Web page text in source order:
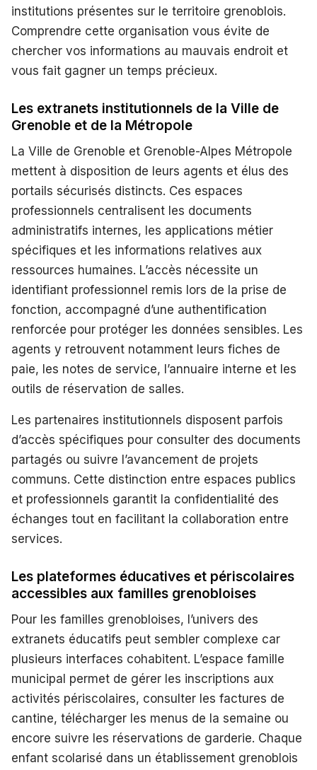
institutions présentes sur le territoire grenoblois.
Comprendre cette organisation vous évite de
chercher vos informations au mauvais endroit et
vous fait gagner un temps précieux.
Les extranets institutionnels de la Ville de
Grenoble et de la Métropole
La Ville de Grenoble et Grenoble-Alpes Métropole
mettent à disposition de leurs agents et élus des
portails sécurisés distincts. Ces espaces
professionnels centralisent les documents
administratifs internes, les applications métier
spécifiques et les informations relatives aux
ressources humaines. L’accès nécessite un
identifiant professionnel remis lors de la prise de
fonction, accompagné d’une authentification
renforcée pour protéger les données sensibles. Les
agents y retrouvent notamment leurs fiches de
paie, les notes de service, l’annuaire interne et les
outils de réservation de salles.
Les partenaires institutionnels disposent parfois
d’accès spécifiques pour consulter des documents
partagés ou suivre l’avancement de projets
communs. Cette distinction entre espaces publics
et professionnels garantit la confidentialité des
échanges tout en facilitant la collaboration entre
services.
Les plateformes éducatives et périscolaires
accessibles aux familles grenobloises
Pour les familles grenobloises, l’univers des
extranets éducatifs peut sembler complexe car
plusieurs interfaces cohabitent. L’espace famille
municipal permet de gérer les inscriptions aux
activités périscolaires, consulter les factures de
cantine, télécharger les menus de la semaine ou
encore suivre les réservations de garderie. Chaque
enfant scolarisé dans un établissement grenoblois